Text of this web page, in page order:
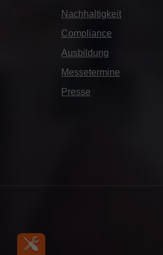
Nachhaltigkeit
Compliance
Ausbildung
Messetermine
Presse